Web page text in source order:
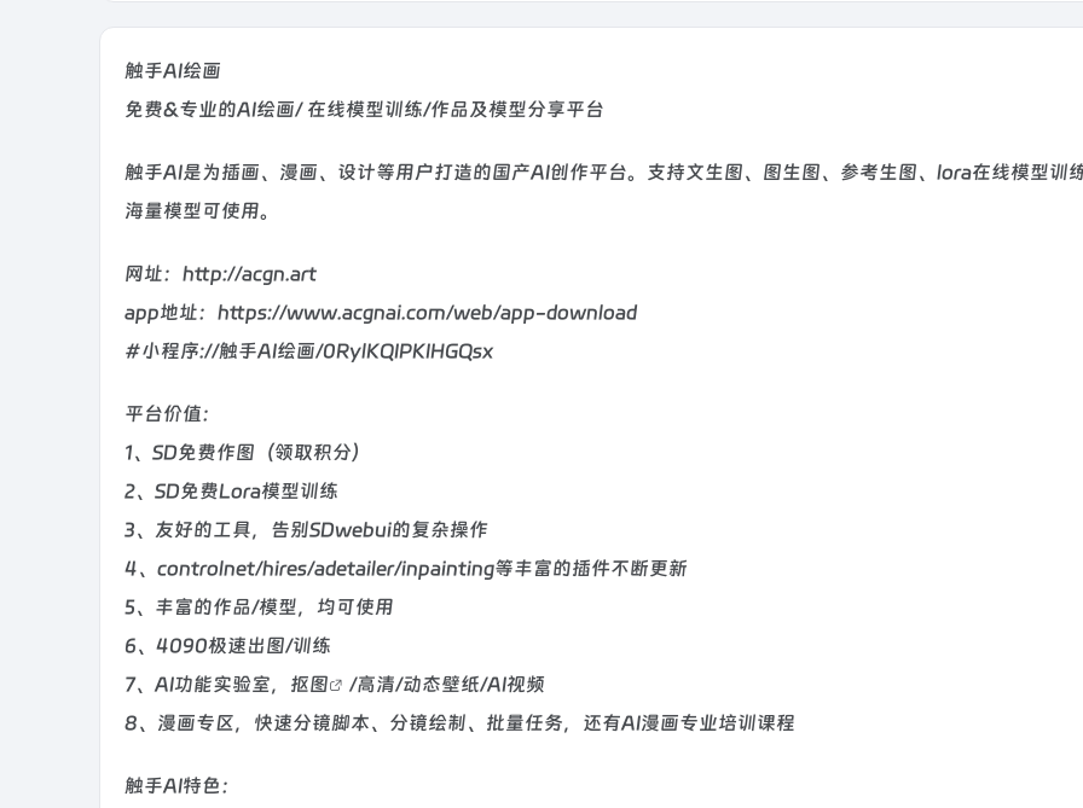
触手AI绘画
免费&专业的AI绘画/ 在线模型训练/作品及模型分享平台
触手AI是为插画、漫画、设计等用户打造的国产AI创作平台。支持文生图、图生图、参考生图、lora在线模型训
海量模型可使用。
网址：http://acgn.art
app地址：https://www.acgnai.com/web/app-download
#小程序://触手AI绘画/0RylKQIPKIHGQsx
平台价值：
1、SD免费作图（领取积分）
2、SD免费Lora模型训练
3、友好的工具，告别SDwebui的复杂操作
4、controlnet/hires/adetailer/inpainting等丰富的插件不断更新
5、丰富的作品/模型，均可使用
6、4090极速出图/训练
7、AI功能实验室， 抠图
/高清/动态壁纸/AI视频
8、漫画专区，快速分镜脚本、分镜绘制、批量任务，还有AI漫画专业培训课程
触手AI特色：